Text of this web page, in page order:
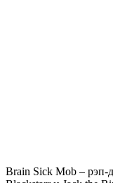
Brain Sick Mob – рэп-